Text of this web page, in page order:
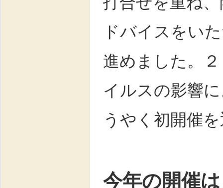
ドバイスをい
進めました。
イルスの影響
うやく初開催
今年の開催